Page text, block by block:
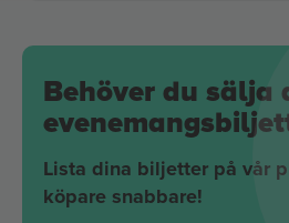
Behöver du sälja
Lista dina biljetter på vår
köpare snabbare!